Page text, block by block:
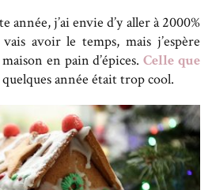
année, j’ai envie d’y aller à 2000%
avoir le temps, mais j’espère
en pain d’épices.Celle que
année était trop cool.